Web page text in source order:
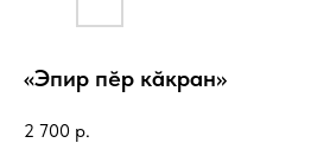
«Эпир пӗр кӑкран»
2 700 р.